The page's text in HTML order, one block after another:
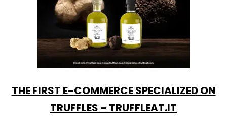
THE FIRST E-COMMERCE SPECIALIZED ON
TRUFFLES – TRUFFLEAT.IT